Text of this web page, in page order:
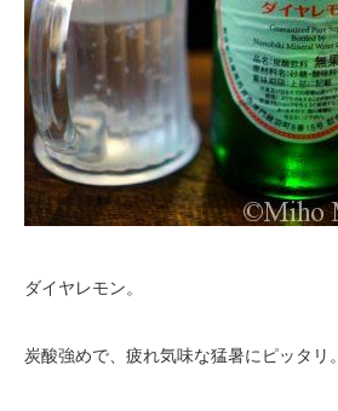
ダイヤレモン。
炭酸強めで、疲れ気味な猛暑にピッタリ。